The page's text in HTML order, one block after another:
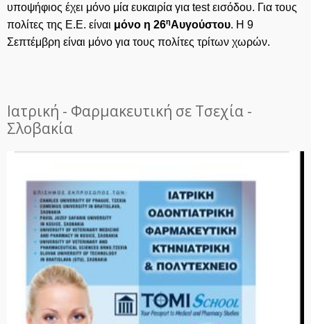
υποψήφιος έχει μόνο μία ευκαιρία για test εισόδου. Για τους
πολίτες της Ε.Ε. είναι μόνο η 26ηΑυγούστου. Η 9
Σεπτέμβρη είναι μόνο για τους πολίτες τρίτων χωρών.
Ιατρική - Φαρμακευτική σε Τσεχία -
Σλοβακία